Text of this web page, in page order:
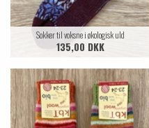
Sokker til voksne i økologisk uld
135,00 DKK